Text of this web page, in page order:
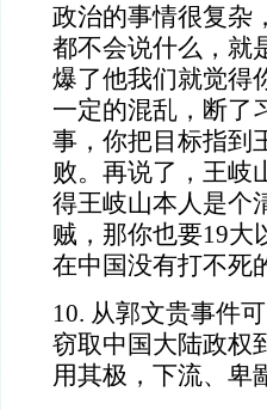
政治的事情很复杂
都不会说什么，就
爆了他我们就觉得
一定的混乱，断了
事，你把目标指到
败。再说了，王岐
得王岐山本人是个
贼，那你也要19大
在中国没有打不死
10. 从郭文贵事件
窃取中国大陆政权
用其极，下流、卑